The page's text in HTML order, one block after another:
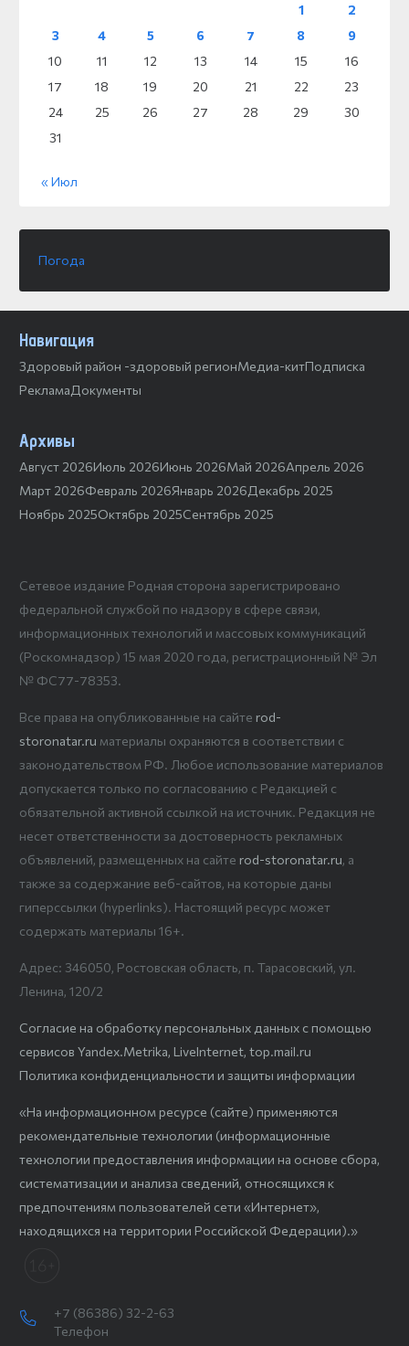
1
2
3
4 5 6 7 8
9
10
11 12 13 14 15
16
17
18 19 20 21 22
23
24
25 26 27 28 29
30
31
« Июл
Погода
Навигация
Здоровый район -здоровый регионМедиа-китПодписка
РекламаДокументы
Архивы
Август 2026Июль 2026Июнь 2026Май 2026Апрель 2026
Март 2026Февраль 2026Январь 2026Декабрь 2025
Ноябрь 2025Октябрь 2025Сентябрь 2025
Сетевое издание Родная сторона зарегистрировано
федеральной службой по надзору в сфере связи,
информационных технологий и массовых коммуникаций
(Роскомнадзор) 15 мая 2020 года, регистрационный № Эл
№ ФС77-78353.
Все права на опубликованные на сайте rod-
storonatar.ru материалы охраняются в соответствии с
законодательством РФ. Любое использование материалов
допускается только по согласованию с Редакцией с
обязательной активной ссылкой на источник. Редакция не
несет ответственности за достоверность рекламных
объявлений, размещенных на сайте rod-storonatar.ru, а
также за содержание веб-сайтов, на которые даны
гиперссылки (hyperlinks). Настоящий ресурс может
содержать материалы 16+.
Адрес: 346050, Ростовская область, п. Тарасовский, ул.
Ленина, 120/2
Согласие на обработку персональных данных с помощью
сервисов Yandex.Metrika, LiveInternet, top.mail.ru
Политика конфиденциальности и защиты информации
«На информационном ресурсе (сайте) применяются
рекомендательные технологии (информационные
технологии предоставления информации на основе сбора,
систематизации и анализа сведений, относящихся к
предпочтениям пользователей сети «Интернет»,
находящихся на территории Российской Федерации).»
+7 (86386) 32-2-63
Телефон